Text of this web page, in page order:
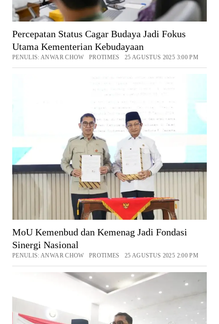
Percepatan Status Cagar Budaya Jadi Fokus
Utama Kementerian Kebudayaan
PENULIS: ANWAR CHOW PROTIMES 25 AGUSTUS 2025 3:00 PM
MoU Kemenbud dan Kemenag Jadi Fondasi
Sinergi Nasional
PENULIS: ANWAR CHOW PROTIMES 25 AGUSTUS 2025 2:00 PM